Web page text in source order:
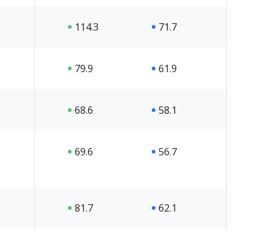
114.3 71.7
79.9 61.9
68.6 58.1
69.6 56.7
81.7 62.1